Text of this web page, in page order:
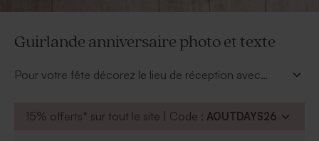
Guirlande anniversaire photo et texte
Pour votre fête décorez le lieu de réception avec
texte. À vous d'exprimer vos talents créatifs grâce à
15% offerts* sur tout le site | Code : AOUTDAYS26